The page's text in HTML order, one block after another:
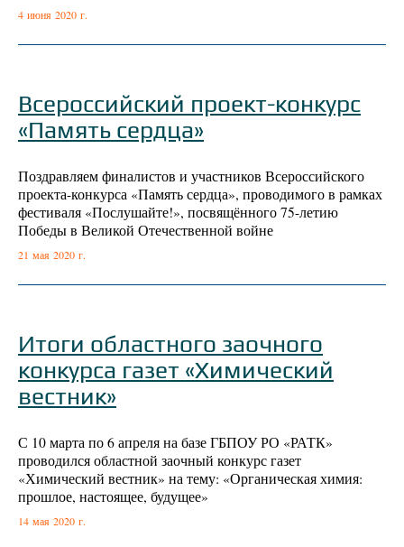
4 июня 2020 г.
Всероссийский проект-конкурс
«Память сердца»
Поздравляем финалистов и участников Всероссийского
проекта-конкурса «Память сердца», проводимого в рамках
фестиваля «Послушайте!», посвящённого 75-летию
Победы в Великой Отечественной войне
21 мая 2020 г.
Итоги областного заочного
конкурса газет «Химический
вестник»
С 10 марта по 6 апреля на базе ГБПОУ РО «РАТК»
проводился областной заочный конкурс газет
«Химический вестник» на тему: «Органическая химия:
прошлое, настоящее, будущее»
14 мая 2020 г.